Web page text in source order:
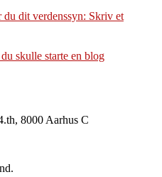
du dit verdenssyn: Skriv et
skulle starte en blog
8000 Aarhus C